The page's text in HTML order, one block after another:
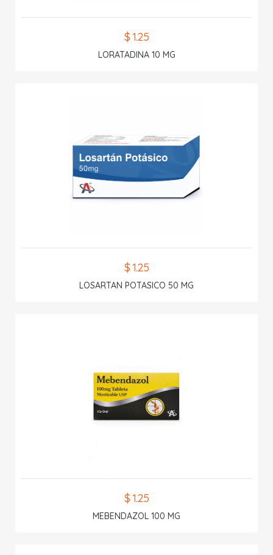
$ 1.25
LORATADINA 10 MG
$ 1.25
LOSARTAN POTASICO 50 MG
$ 1.25
MEBENDAZOL 100 MG